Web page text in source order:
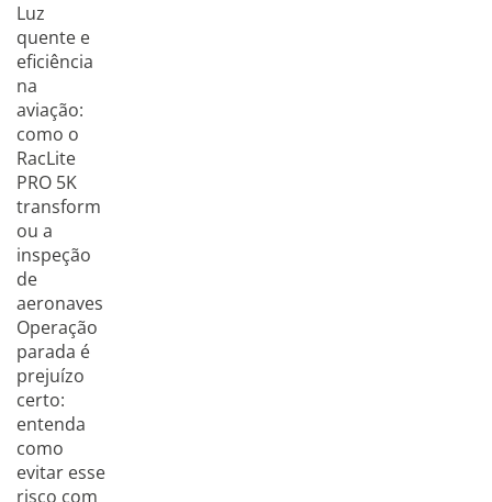
Luz
quente e
eficiência
na
aviação:
como o
RacLite
PRO 5K
transform
ou a
inspeção
de
aeronaves
Operação
parada é
prejuízo
certo:
entenda
como
evitar esse
risco com